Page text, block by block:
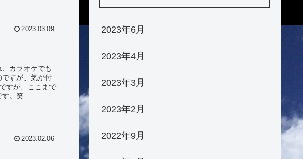
2023.03.09
カラオケでも
すが、気が付
すが、ここまで
す。笑
2023.02.06
2023年6月
2023年4月
2023年3月
2023年2月
2022年9月